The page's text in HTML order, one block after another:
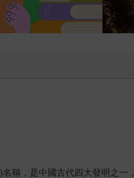
稱，是中國古代四大發明之一